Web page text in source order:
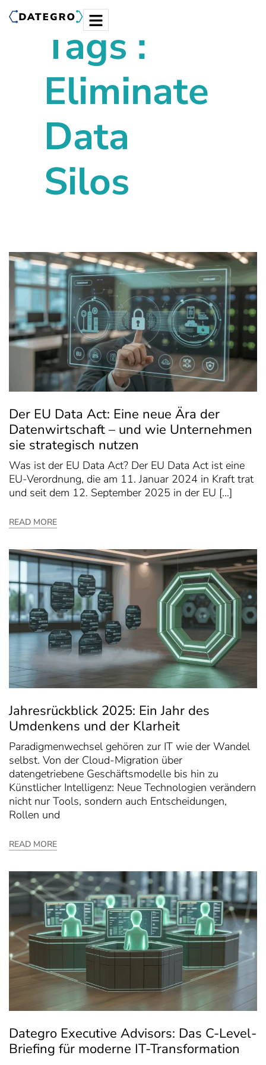
Tags :
Eliminate
Data
Silos
Der EU Data Act: Eine neue Ära der
Datenwirtschaft – und wie Unternehmen
sie strategisch nutzen
Was ist der EU Data Act? Der EU Data Act ist eine
EU-Verordnung, die am 11. Januar 2024 in Kraft trat
und seit dem 12. September 2025 in der EU […]
READ MORE
Jahresrückblick 2025: Ein Jahr des
Umdenkens und der Klarheit
Paradigmenwechsel gehören zur IT wie der Wandel
selbst. Von der Cloud-Migration über
datengetriebene Geschäftsmodelle bis hin zu
Künstlicher Intelligenz: Neue Technologien verändern
nicht nur Tools, sondern auch Entscheidungen,
Rollen und
READ MORE
Dategro Executive Advisors: Das C-Level-
Briefing für moderne IT-Transformation